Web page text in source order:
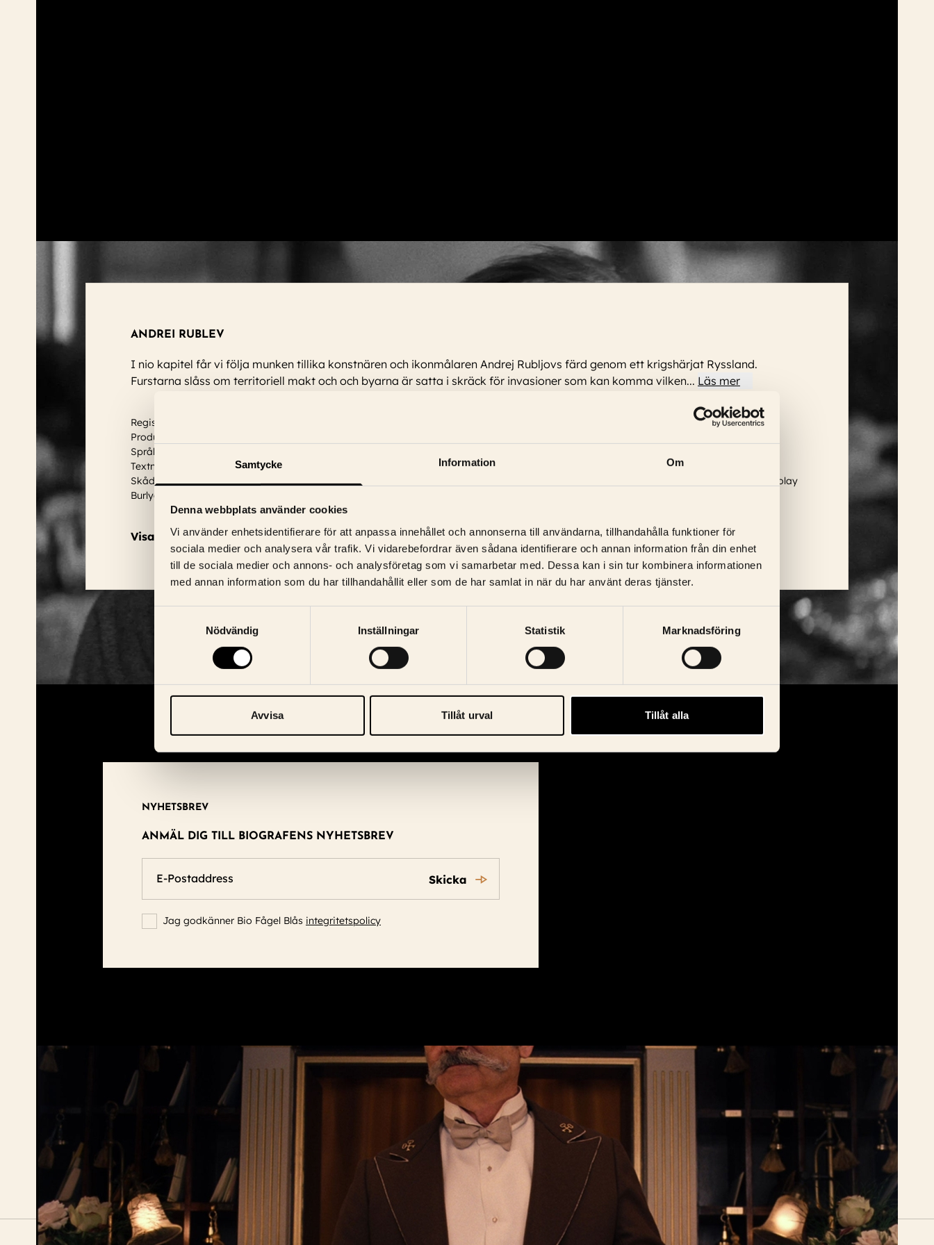
Samtycke Information Om
Denna webbplats använder cookies
Vi använder enhetsidentifierare för att anpassa innehållet och annonserna till användarna, tillhandahålla funktioner för
sociala medier och analysera vår trafik. Vi vidarebefordrar även sådana identifierare och annan information från din enhet
till de sociala medier och annons- och analysföretag som vi samarbetar med. Dessa kan i sin tur kombinera informationen
med annan information som du har tillhandahållit eller som de har samlat in när du har använt deras tjänster.
Nödvändig
Inställningar Statistik Marknadsföring
Avvisa Tillåt urval Tillåt alla
ANDREI RUBLEV
I nio kapitel får vi följa munken tillika konstnären och ikonmålaren Andrej Rubljovs färd genom ett krigshärjat Ryssland.
Furstarna slåss om territoriell makt och och byarna är satta i skräck för invasioner som kan komma vilken... Läs mer
Regissör: Andrei Tarkovsky
Produktionsår: 1966
Språk: Ryska
Textning: Svensk
Skådespelare:Anatoliy Solonitsyn, Nikolay Grinko, Tamara Ogorodnikova, Yuriy Nazarov, Ivan Lapikov, Nikolai Sergeyev, Irma Raush, Nikolay
Burlyaev
Visa trailer
NYHETSBREV
ANMÄL DIG TILL BIOGRAFENS NYHETSBREV
Skicka
Jag godkänner Bio Fågel Blås integritetspolicy